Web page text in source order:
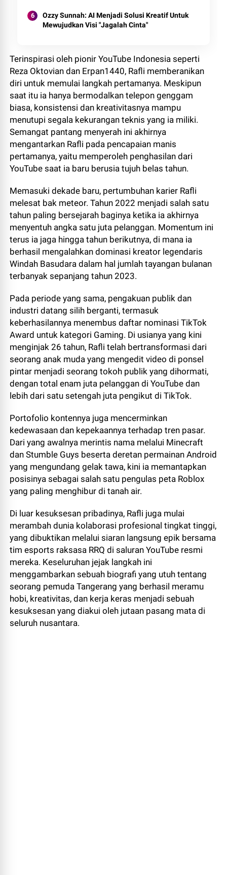
Ozzy Sunnah: AI Menjadi Solusi Kreatif Untuk
Mewujudkan Visi "Jagalah Cinta"
Terinspirasi oleh pionir YouTube Indonesia seperti
Reza Oktovian dan Erpan1440, Rafli memberanikan
diri untuk memulai langkah pertamanya. Meskipun
saat itu ia hanya bermodalkan telepon genggam
biasa, konsistensi dan kreativitasnya mampu
menutupi segala kekurangan teknis yang ia miliki.
Semangat pantang menyerah ini akhirnya
mengantarkan Rafli pada pencapaian manis
pertamanya, yaitu memperoleh penghasilan dari
YouTube saat ia baru berusia tujuh belas tahun.
​Memasuki dekade baru, pertumbuhan karier Rafli
melesat bak meteor. Tahun 2022 menjadi salah satu
tahun paling bersejarah baginya ketika ia akhirnya
menyentuh angka satu juta pelanggan. Momentum ini
terus ia jaga hingga tahun berikutnya, di mana ia
berhasil mengalahkan dominasi kreator legendaris
Windah Basudara dalam hal jumlah tayangan bulanan
terbanyak sepanjang tahun 2023.
Pada periode yang sama, pengakuan publik dan
industri datang silih berganti, termasuk
keberhasilannya menembus daftar nominasi TikTok
Award untuk kategori Gaming. Di usianya yang kini
menginjak 26 tahun, Rafli telah bertransformasi dari
seorang anak muda yang mengedit video di ponsel
pintar menjadi seorang tokoh publik yang dihormati,
dengan total enam juta pelanggan di YouTube dan
lebih dari satu setengah juta pengikut di TikTok.
​Portofolio kontennya juga mencerminkan
kedewasaan dan kepekaannya terhadap tren pasar.
Dari yang awalnya merintis nama melalui Minecraft
dan Stumble Guys beserta deretan permainan Android
yang mengundang gelak tawa, kini ia memantapkan
posisinya sebagai salah satu pengulas peta Roblox
yang paling menghibur di tanah air.
Di luar kesuksesan pribadinya, Rafli juga mulai
merambah dunia kolaborasi profesional tingkat tinggi,
yang dibuktikan melalui siaran langsung epik bersama
tim esports raksasa RRQ di saluran YouTube resmi
mereka. Keseluruhan jejak langkah ini
menggambarkan sebuah biografi yang utuh tentang
seorang pemuda Tangerang yang berhasil meramu
hobi, kreativitas, dan kerja keras menjadi sebuah
kesuksesan yang diakui oleh jutaan pasang mata di
seluruh nusantara.